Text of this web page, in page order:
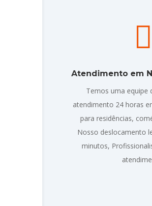
Atendimento em
Temos uma equipe
atendimento 24 horas
para residências,
Nosso deslocamento
minutos,